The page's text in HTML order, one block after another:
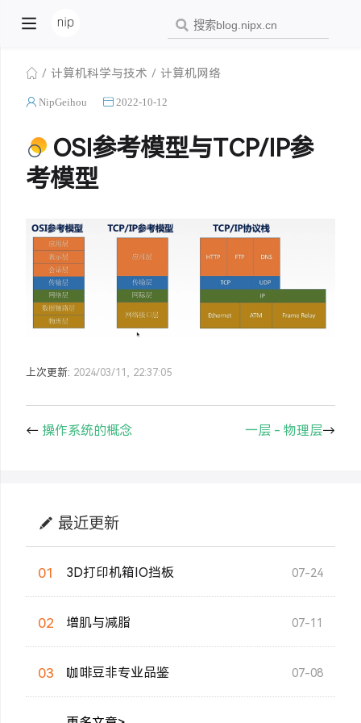
计算机科学与技术 计算机网络
NipGeihou 2022-10-12
OSI参考模型与TCP/IP参
考模型
上次更新: 2024/03/11, 22:37:05
← 操作系统的概念 一层 - 物理层→
最近更新
01 3D打印机箱IO挡板 07-24
02 增肌与减脂 07-11
03 咖啡豆非专业品鉴 07-08